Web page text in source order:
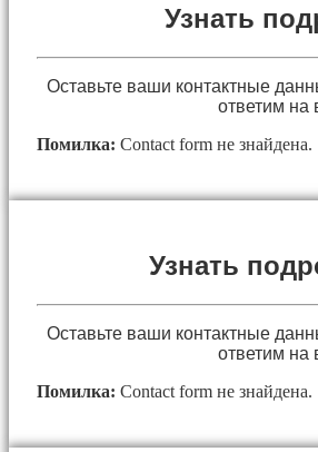
Узнать
Оставьте ваши контактные
ответим на
Помилка: Contact form не знайдена.
Узнать
Оставьте ваши контактные
ответим на
Помилка: Contact form не знайдена.